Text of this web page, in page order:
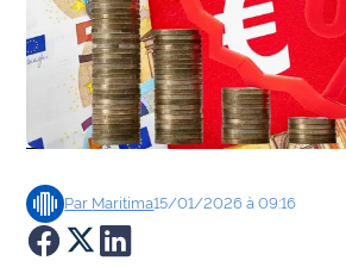
Agenda
Faits
divers
Sports
Société
Par Maritima15/01/2026 à 09:16